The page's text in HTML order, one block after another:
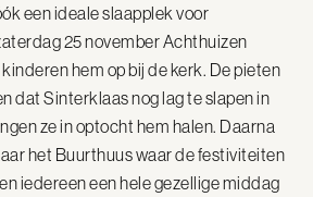
een ideale slaapplek voor
25 november Achthuizen
hem op bij de kerk. De pieten
dat Sinterklaas nog lag te slapen in
ze in optocht hem halen. Daarna
het Buurthuus waar de festiviteiten
iedereen een hele gezellige middag